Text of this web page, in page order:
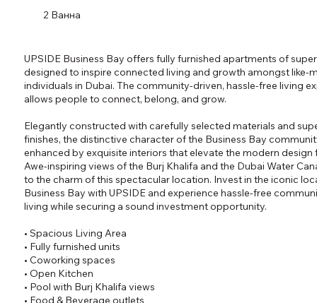
2 Ванна
UPSIDE Business Bay offers fully furnished apartments of
designed to inspire connected living and growth amongst like-
individuals in Dubai. The community-driven, hassle-free living
allows people to connect, belong, and grow.
Elegantly constructed with carefully selected materials and
finishes, the distinctive character of the Business Bay
enhanced by exquisite interiors that elevate the modern design
Awe-inspiring views of the Burj Khalifa and the Dubai Water
to the charm of this spectacular location. Invest in the iconic
Business Bay with UPSIDE and experience hassle-free
living while securing a sound investment opportunity.
• Spacious Living Area
• Fully furnished units
• Coworking spaces
• Open Kitchen
• Pool with Burj Khalifa views
• Food & Beverage outlets